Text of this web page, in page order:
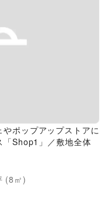
やポップアップストアに
「Shop1」／敷地全体
(8 ㎡)